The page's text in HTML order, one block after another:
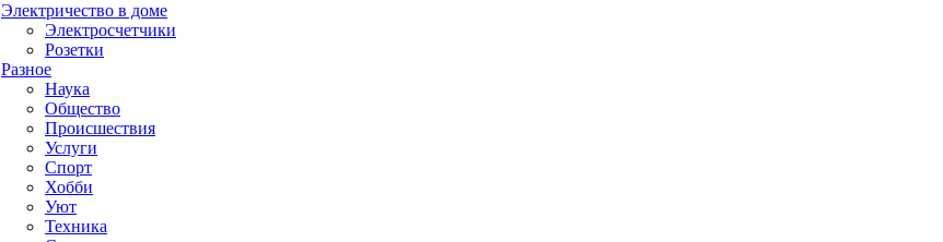
Электричество в доме
Электросчетчики
Розетки
Разное
Наука
Общество
Происшествия
Услуги
Спорт
Хобби
Уют
Техника